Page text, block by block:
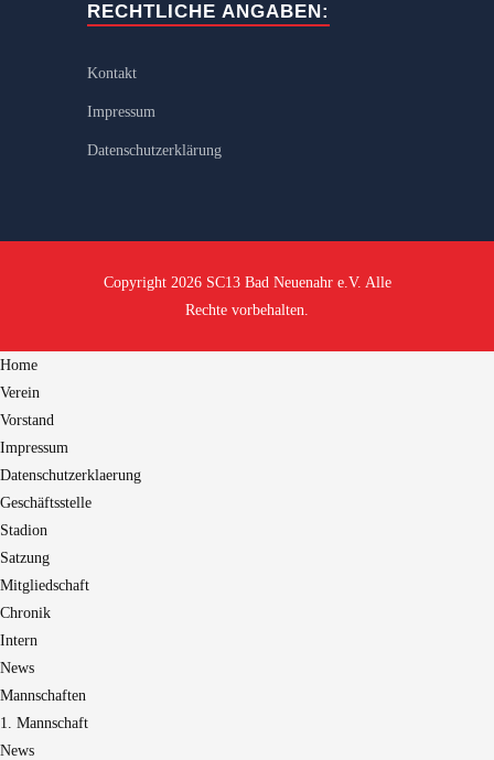
RECHTLICHE ANGABEN:
Kontakt
Impressum
Datenschutzerklärung
Copyright 2026 SC13 Bad Neuenahr e.V. Alle
Rechte vorbehalten.
Home
Verein
Vorstand
Impressum
Datenschutzerklaerung
Geschäftsstelle
Stadion
Satzung
Mitgliedschaft
Chronik
Intern
News
Mannschaften
1. Mannschaft
News